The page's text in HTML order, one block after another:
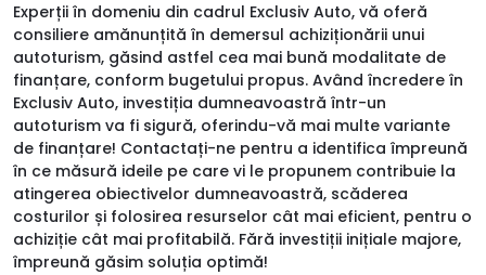
Experții în domeniu din cadrul Exclusiv Auto, vă oferă
consiliere amănunțită în demersul achiziționării unui
autoturism, găsind astfel cea mai bună modalitate de
finanțare, conform bugetului propus. Având încredere în
Exclusiv Auto, investiția dumneavoastră într-un
autoturism va fi sigură, oferindu-vă mai multe variante
de finanțare! Contactați-ne pentru a identifica împreună
în ce măsură ideile pe care vi le propunem contribuie la
atingerea obiectivelor dumneavoastră, scăderea
costurilor și folosirea resurselor cât mai eficient, pentru o
achiziție cât mai profitabilă. Fără investiții inițiale majore,
împreună găsim soluția optimă!